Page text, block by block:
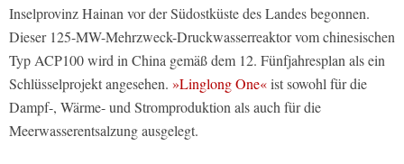
Inselprovinz Hainan vor der Südostküste des Landes begonnen.
Dieser 125-MW-Mehrzweck-Druckwasserreaktor vom chinesischen
Typ ACP100 wird in China gemäß dem 12. Fünfjahresplan als ein
Schlüsselprojekt angesehen. »Linglong One«ist sowohl für die
Dampf-, Wärme- und Stromproduktion als auch für die
Meerwasserentsalzung ausgelegt.